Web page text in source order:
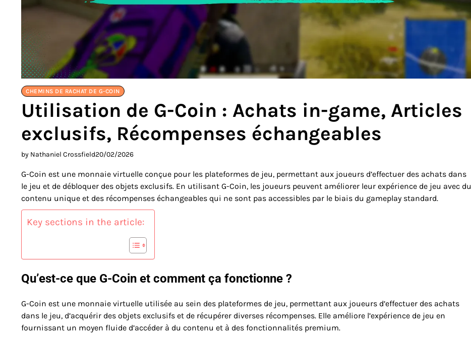
CHEMINS DE RACHAT DE G-COIN
Utilisation de G-Coin : Achats in-game, Articles
exclusifs, Récompenses échangeables
by Nathaniel Crossfield20/02/2026
G-Coin est une monnaie virtuelle conçue pour les plateformes de jeu, permettant aux joueurs d’effectuer des achats dans
le jeu et de débloquer des objets exclusifs. En utilisant G-Coin, les joueurs peuvent améliorer leur expérience de jeu avec du
contenu unique et des récompenses échangeables qui ne sont pas accessibles par le biais du gameplay standard.
Key sections in the article:
Qu’est-ce que G-Coin et comment ça fonctionne ?
G-Coin est une monnaie virtuelle utilisée au sein des plateformes de jeu, permettant aux joueurs d’effectuer des achats
dans le jeu, d’acquérir des objets exclusifs et de récupérer diverses récompenses. Elle améliore l’expérience de jeu en
fournissant un moyen fluide d’accéder à du contenu et à des fonctionnalités premium.